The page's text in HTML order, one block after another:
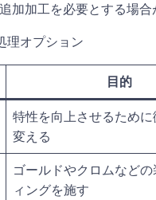
加加工を必要とする場合
理オプション
目的
特性を向上させるため
変える
ゴールドやクロムなど
ィングを施す